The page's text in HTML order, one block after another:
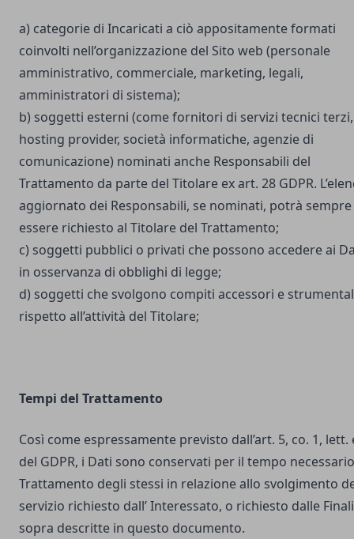
a) categorie di Incaricati a ciò appositamente formati
coinvolti nell’organizzazione del Sito web (personale
amministrativo, commerciale, marketing, legali,
amministratori di sistema);
b) soggetti esterni (come fornitori di servizi tecnici terzi,
hosting provider, società informatiche, agenzie di
comunicazione) nominati anche Responsabili del
Trattamento da parte del Titolare ex art. 28 GDPR.
aggiornato dei Responsabili, se nominati, potrà sempre
essere richiesto al Titolare del Trattamento;
c) soggetti pubblici o privati che possono accedere ai
in osservanza di obblighi di legge;
d) soggetti che svolgono compiti accessori e
rispetto all’attività del Titolare;
Tempi del Trattamento
Così come espressamente previsto dall’art. 5, co. 1, lett.
del GDPR, i Dati sono conservati per il tempo
Trattamento degli stessi in relazione allo svolgimento
servizio richiesto dall’ Interessato, o richiesto dalle
sopra descritte in questo documento.